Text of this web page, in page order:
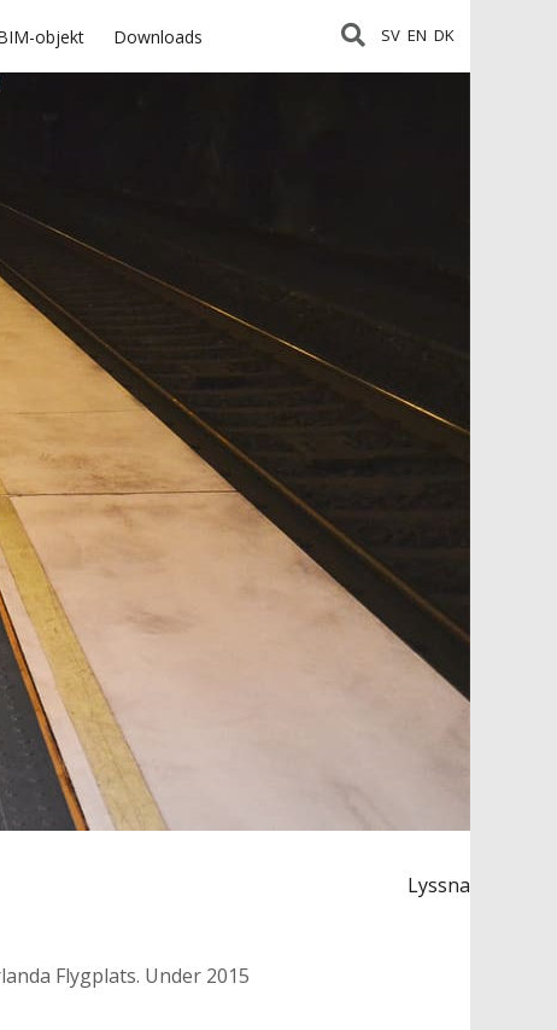
objekt Downloads SV EN DK
Lyssna
Flygplats. Under 2015